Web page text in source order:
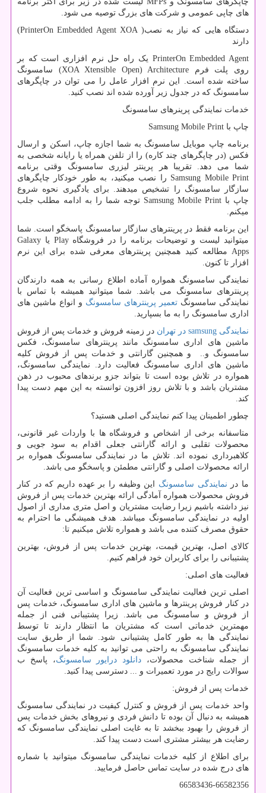
های چاپی عمومی و شرکت های بزرگ توصیه می شود.
دستگاه هایی که نیاز به نصب( PrinterOn Embedded Agent XOA
)
دارند
PrinterOn Embedded Agent یک راه حل نرم افزاری است که بر
روی پلت فرم XOA Xtensible Open) Architecture) سامسونگ
ساخته شده است. این نرم افزار عامل را می توان در چاپگرهای
سامسونگ که در جدول زیر آورده شده اند نصب کنید.
خدمات نمایندگی پرینرهای سامسونگ
چاپ با Samsung Mobile Print
برنامه چاپ موبایل سامسونگ به شما اجازه چاپ، اسکن و ارسال
فکس (در چاپگرهای چند کاره) را از تلفن همراه یا رایانه شخصی به
شما می دهد. تقریبا هر پرینتر لیزری سامسونگ وقتی برنامه
Samsung Mobile Print را نصب میکنید، به طور خودکار چاپگرهای
سازگار سامسونگ را تشخیص میدهند. برای یادگیری نحوه شروع
چاپ با Samsung Mobile Print توجه شما را به ادامه مطلب جلب
میکنم.
این برنامه فقط در پرینترهای سازگار سامسونگ پاسخگو است. شما
میتوانید لیست و توضیحات برنامه را در فروشگاهPlay یا Galaxy
Apps مطالعه کنید همچنین پرینترهای معرفی شده برای این نرم
افزار تا کنون.
نمایندگی سامسونگ همواره آماده اطلاع رسانی به همه دارندگان
پرینترهای سامسونگ می باشد. شما میتوانید همیشه با تماس با
نمایندگی سامسونگ تعمیر پرینترهای سامسونگ و انواع ماشین های
اداری سامسونگ را به ما بسپارید.
نمایندگی samsung در تهران در زمینه فروش و خدمات پس از فروش
ماشین های اداری سامسونگ مانند پرینترهای سامسونگ، فکس
سامسونگ و.. و همچنین گارانتی و خدمات پس از فروش کلیه
ماشین های اداری سامسونگ فعالیت دارد. نمایندگی سامسونگ،
همواره در تلاش بوده است تا بتواند جزو برندهای محبوب در ذهن
مشتریان باشد و با تلاش روز افزون توانسته به این مهم دست پیدا
کند.
چطور اطمینان پیدا کنم نمایندگی اصلی هستید؟
متاسفانه برخی از اشخاص و فروشگاه ها با واردات غیر قانونی،
محصولات تقلبی و ارائه گارانتی جعلی اقدام به سود جویی و
کلاهبرداری نموده اند. تلاش ما در نمایندگی سامسونگ همواره بر
ارائه محصولات اصلی و گارانتی مطمئن و پاسخگو می باشد.
ما در نمایندگی سامسونگ این وظیفه را بر عهده داریم که در کنار
فروش محصولات همواره آمادگی ارائه بهترین خدمات پس از فروش
نیز داشته باشیم زیرا رضایت مشتریان و اصل متری مداری از اصول
اولیه در نمایندگی سامسونگ میباشد. هدف همیشگی ما احترام به
حقوق مصرف کننده می باشد و همواره تلاش میکنیم تا:
کالای اصل، بهترین قیمت، بهترین خدمات پس از فروش، بهترین
پشتیبانی را برای کاربران خود فراهم کنیم.
فعالیت های اصلی:
اصلی ترین فعالیت نمایندگی سامسونگ و اساسی ترین فعالیت آن
در کنار فروش پرینترها و ماشین های اداری سامسونگ، خدمات پس
از فروش و سامسونگ می باشد. زیرا پشتیبانی فنی از جمله
مهمترین خدماتی است که مشتریان ما انتظار دارند تا توسط
نمایندگی ها به طور کامل پشتیبانی شود. شما از طریق سایت
نمایندگی سامسونگ به راحتی می توانید به کلیه خدمات سامسونگ
از جمله شناخت محصولات، دانلود درایور سامسونگ، پاسخ ب
سوالات رایج در مورد تعمیرات و ... دسترسی پیدا کنید.
خدمات پس از فروش:
واحد خدمات پس از فروش و کنترل کیفیت در نمایندگی سامسونگ
همیشه به دنبال آن بوده تا دانش فردی و نیروهای بخش خدمات پس
از فروش را بهبود ببخشد تا به غایت اصلی نمایندگی سامسونگ که
رضایت هر بیشتر مشتری است دست پیدا کند.
برای اطلاع از کلیه خدمات نمایندگی سامسونگ میتوانید با شماره
های درج شده در سایت تماس حاصل فرمایید.
66583436-66582356